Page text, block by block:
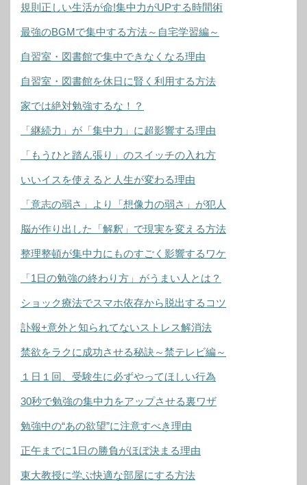
規則正しい生活が命!集中力がUPする時間術
最強のBGMで集中する方法～自宅学習編～
自習室・図書館で集中できなくなる理由
自習室・図書館を休日に賢く利用する方法
家では絶対勉強するな！？
「継続力」が「集中力」に超影響する理由
「もうひと踏ん張り」のスイッチの入れ方
いいイスを使えると人生が変わる理由
「意志の弱さ」より「想像力の弱さ」が犯人
脳が作り出した「解釈」で現実を変える方法
整理整頓が集中力にものすごく影響するワケ
「1日の勉強の終わり方」がうまい人とは？
ショック療法でスマホ依存から脱出するコツ
訃報+意外と知られてないストレス解消法
禁欲をラクに成功させる秘訣～禁テレビ編～
１日１回、受験生に必ずやってほしい行為
30秒で勉強の集中力をアップさせる裏ワザ
勉強中の“あの欲望”に注意すべき理由
正午までに1日の勝負がほぼ決まる理由
東大教授に学ぶ快適な部屋にする方法